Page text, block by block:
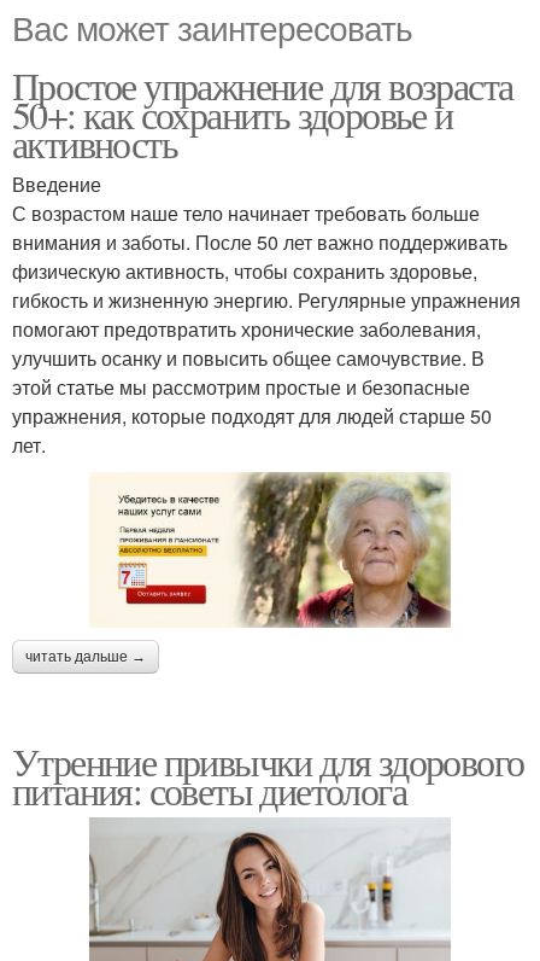
Вас может заинтересовать
Простое упражнение для возраста
50+: как сохранить здоровье и
активность
Введение
С возрастом наше тело начинает требовать больше
внимания и заботы. После 50 лет важно поддерживать
физическую активность, чтобы сохранить здоровье,
гибкость и жизненную энергию. Регулярные упражнения
помогают предотвратить хронические заболевания,
улучшить осанку и повысить общее самочувствие. В
этой статье мы рассмотрим простые и безопасные
упражнения, которые подходят для людей старше 50
лет.
читать дальше →
Утренние привычки для здорового
питания: советы диетолога